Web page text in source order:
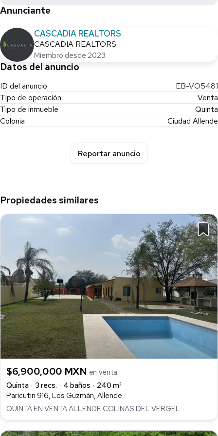
Anunciante
CASCADIA REALTORS
CASCADIA REALTORS
Miembro desde 2023
Datos del anuncio
ID del anuncio
EB-VO5481
Tipo de operación
Venta
Tipo de inmueble
Quinta
Colonia
Ciudad Allende
Reportar anuncio
Propiedades similares
$6,900,000 MXN en venta
Quinta
3 recs. 4 baños
240 m²
Paricutin 916, Los Guzmán, Allende
QUINTA EN VENTA ALLENDE COLINAS DEL VERGEL